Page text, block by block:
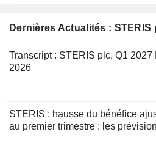
Dernières Actualités : STERIS
Transcript : STERIS plc, Q1
2026
STERIS : hausse du bénéfice
au premier trimestre ; les